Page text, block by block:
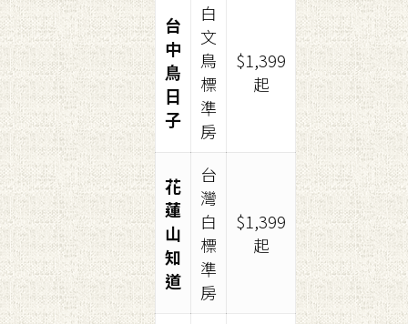
台
中
鳥
日
子
白
文
鳥
標
準
房
$1,399
起
花
蓮
山
知
道
台
灣
白
標
準
房
$1,399
起